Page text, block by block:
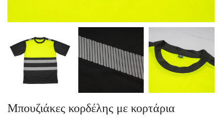
Μπουζιάκες κορδέλης με κορτάρια